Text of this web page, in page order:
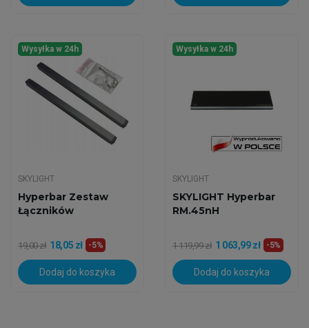
Wysyłka w 24h
SKYLIGHT
Hyperbar Zestaw
Łączników
19,00 zł 18,05 zł -5%
Dodaj do koszyka
Wysyłka w 24h
SKYLIGHT
SKYLIGHT Hyperbar
RM.45nH
1 119,99 zł 1 063,99 zł -5%
Dodaj do koszyka